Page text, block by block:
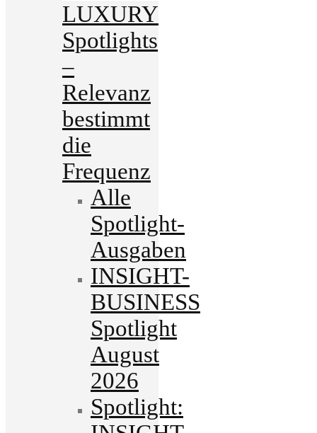
LUXURY
Spotlights
–
Relevanz
bestimmt
die
Frequenz
Alle
Spotlight-
Ausgaben
INSIGHT-
BUSINESS
Spotlight
August
2026
Spotlight: